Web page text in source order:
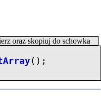
oraz skopiuj do schowka
();